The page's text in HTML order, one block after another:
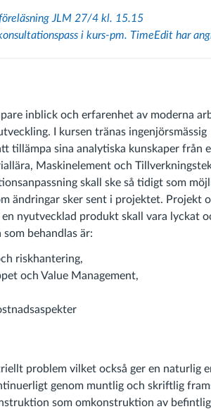
JLM 27/4 kl. 15.15
i kurs-pm. TimeEdit har
inblick och erfarenhet av moderna
I kursen tränas ingenjörsmässig
tillämpa sina analytiska kunskaper från
Maskinelement och
skall ske så tidigt som
ändringar sker sent i projektet. Projekt
nyutvecklad produkt skall vara lyckat
behandlas är:
riskhantering,
och Value Management,
problem vilket också ger en naturlig
genom muntlig och skriftlig
som omkonstruktion av